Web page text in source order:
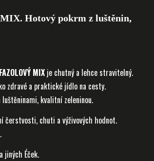
Hotový pokrm z luštěnin,
MIXje chutný a lehce stravitelný.
zdravé a praktické jídlo na cesty.
kvalitní zeleninou.
čerstvosti, chuti a výživových hodnot.
jiných Éček.